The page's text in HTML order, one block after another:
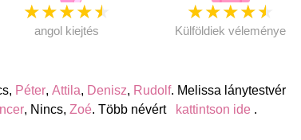
★★★★★
angol kiejtés
★★★★★
Külföldiek véleménye
Péter, Attila, Denisz, Rudolf. Melissa lánytestvér
, Nincs, Zoé. Több névért kattintson ide .